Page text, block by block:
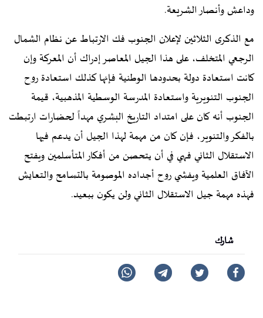
وداعش وأنصار الشريعة.
مع الذكرى الثلاثين لإعلان الجنوب فك الارتباط عن نظام الشمال
الرجعي المتخلف، على هذا الجيل المعاصر إدراك أن المعركة وإن
كانت استعادة دولة بحدودها الوطنية فإنها كذلك استعادة روح
الجنوب التنويرية واستعادة المدرسة الوسطية المذهبية، قيمة
الجنوب أنه كان على امتداد التاريخ البشري مهداً لحضارات ارتبطت
بالفكر والتنوير، فإن كان من مهمة لهذا الجيل أن يدعم فيها
الاستقلال الثاني فهي في أن يتحصن من أفكار المتأسلمين ويفتح
الآفاق العلمية ويفشي روح أجداده الموصومة بالتسامح والتعايش
فهذه مهمة جيل الاستقلال الثاني ولن يكون ببعيد.
شارك